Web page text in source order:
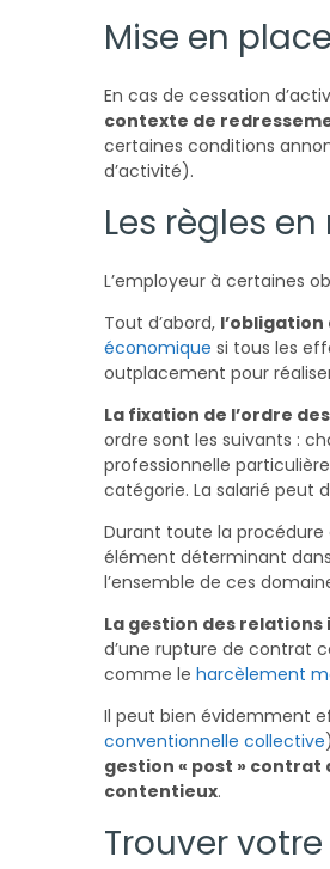
Mise en
En cas de cessation
contexte de
certaines conditions
d’activité).
Les règles
L’employeur à certaines
Tout d’abord,
économique si tous les
outplacement pour
La fixation de l’ordre
ordre sont les suivants :
professionnelle
catégorie. La salarié peut
Durant toute la procédure
élément déterminant dans
l’ensemble de ces
La gestion des
d’une rupture de contrat
comme le harcèlement
Il peut bien évidemment
conventionnelle collective
gestion « post » contrat
contentieux.
Trouver